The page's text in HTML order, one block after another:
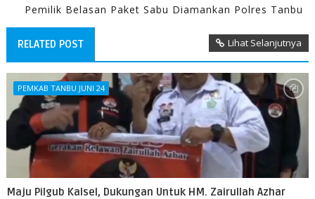
Pemilik Belasan Paket Sabu Diamankan Polres Tanbu
RELATED POST Lihat Selanjutnya
PEMKAB TANBU JUNI 24
Maju Pilgub Kalsel, Dukungan Untuk HM. Zairullah Azhar